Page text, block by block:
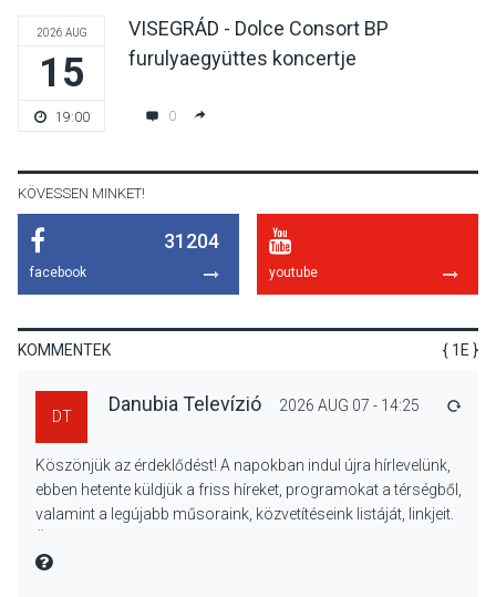
KULTÚRA
A napokban is nő a
talajközeli ózonmennyiség
2026 AUG
15
19:00
VISEGRÁD - Dolce Consort BP
furulyaegyüttes koncertje
0
KÖVESSEN MINKET!
31204
facebook youtube
KOMMENTEK { 1E }
DT
Danubia Televízió 2026 AUG 07 - 14:25
Köszönjük az érdeklődést! A napokban indul újra hírlevelünk,
ebben hetente küldjük a friss híreket, programokat a térségből,
valamint a legújabb műsoraink, közvetítéseink listáját, linkjeit.
MIRE MONDTA